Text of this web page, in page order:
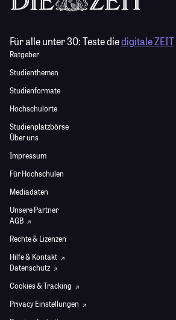
Für alle unter 30:Teste diedigitale ZEIT
Ratgeber
Studienthemen
Studienformate
Hochschulorte
Studienplatzbörse
Über uns
Impressum
Für Hochschulen
Mediadaten
Unsere Partner
AGB
Rechte & Lizenzen
Hilfe & Kontakt
Datenschutz
Cookies & Tracking
Privacy Einstellungen